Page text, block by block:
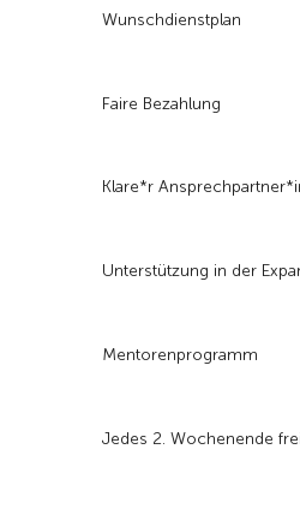
Wunschdienstplan
Faire Bezahlung
Klare*r
Unterstützung in der
Mentorenprogramm
Jedes 2. Wochenende frei